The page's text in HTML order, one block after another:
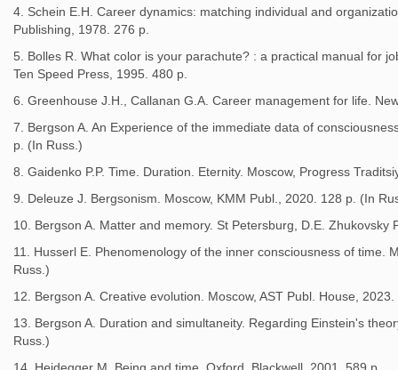
4. Schein E.H. Career dynamics: matching individual and
Publishing, 1978. 276 p.
5. Bolles R. What color is your parachute? : a practical manual for
Ten Speed Press, 1995. 480 p.
6. Greenhouse J.H., Callanan G.A. Career management for life.
7. Bergson A. An Experience of the immediate data of
p. (In Russ.)
8. Gaidenko P.P. Time. Duration. Eternity. Moscow, Progress
9. Deleuze J. Bergsonism. Moscow, KMM Publ., 2020. 128 p. (In
10. Bergson A. Matter and memory. St Petersburg, D.E. Zhukovsky
11. Husserl E. Phenomenology of the inner consciousness of time.
Russ.)
12. Bergson A. Creative evolution. Moscow, AST Publ. House,
13. Bergson A. Duration and simultaneity. Regarding Einstein's
Russ.)